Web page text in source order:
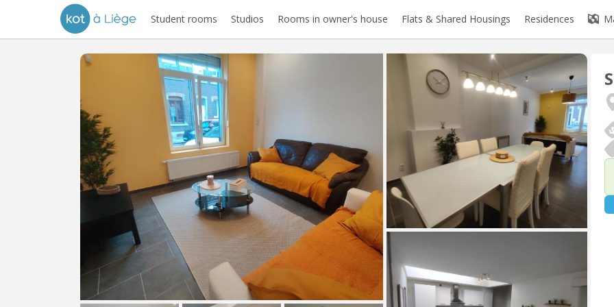
Student rooms Studios Rooms in owner's house Flats & Shared Housings Residences